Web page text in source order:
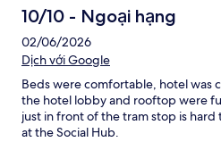
10/10 - Ngoại hạng
02/06/2026
Dịch với Google
Beds were comfortable, hotel was
the hotel lobby and rooftop were
just in front of the tram stop is
at the Social Hub.